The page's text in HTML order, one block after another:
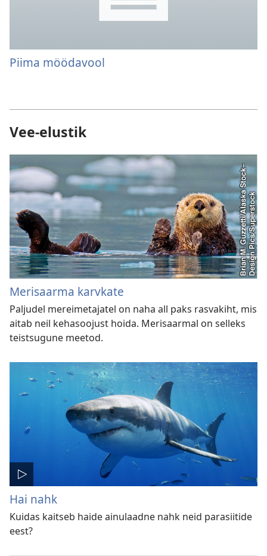
Piima möödavool
Vee-elustik
Merisaarma karvkate
Paljudel mereimetajatel on naha all paks rasvakiht, mis
aitab neil kehasoojust hoida. Merisaarmal on selleks
teistsugune meetod.
Hai nahk
Kuidas kaitseb haide ainulaadne nahk neid parasiitide
eest?